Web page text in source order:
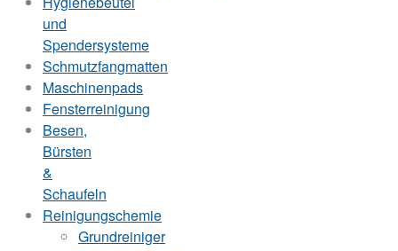
und
Spendersysteme
Schmutzfangmatten
Maschinenpads
Fensterreinigung
Besen,
Bürsten
&
Schaufeln
Reinigungschemie
Grundreiniger